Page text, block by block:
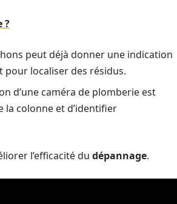
?
peut déjà donner une indication
pour localiser des résidus.
d’une caméra de plomberie est
la colonne et d’identifier
l’efficacité du dépannage.